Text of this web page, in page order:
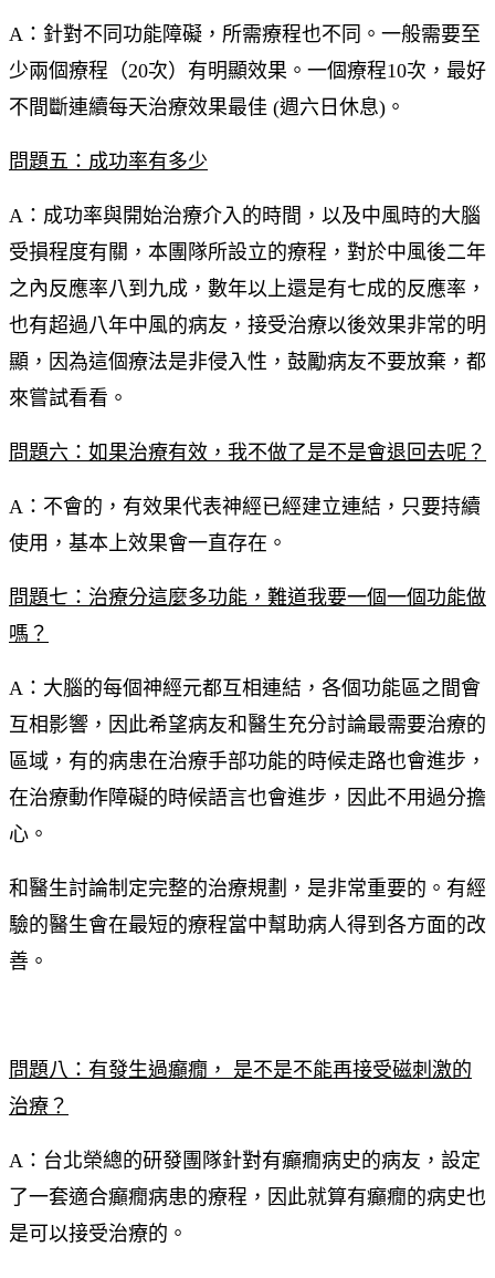
A：針對不同功能障礙，所需療程也不同。一般需要至
少兩個療程（20次）有明顯效果。一個療程10次，最好
不間斷連續每天治療效果最佳 (週六日休息)。
問題五：成功率有多少
A：成功率與開始治療介入的時間，以及中風時的大腦
受損程度有關，本團隊所設立的療程，對於中風後二年
之內反應率八到九成，數年以上還是有七成的反應率，
也有超過八年中風的病友，接受治療以後效果非常的明
顯，因為這個療法是非侵入性，鼓勵病友不要放棄，都
來嘗試看看。
問題六：如果治療有效，我不做了是不是會退回去呢？
A：不會的，有效果代表神經已經建立連結，只要持續
使用，基本上效果會一直存在。
問題七：治療分這麼多功能，難道我要一個一個功能做
嗎？
A：大腦的每個神經元都互相連結，各個功能區之間會
互相影響，因此希望病友和醫生充分討論最需要治療的
區域，有的病患在治療手部功能的時候走路也會進步，
在治療動作障礙的時候語言也會進步，因此不用過分擔
心。
和醫生討論制定完整的治療規劃，是非常重要的。有經
驗的醫生會在最短的療程當中幫助病人得到各方面的改
善。
問題八：有發生過癲癇， 是不是不能再接受磁刺激的
治療？
A：台北榮總的研發團隊針對有癲癇病史的病友，設定
了一套適合癲癇病患的療程，因此就算有癲癇的病史也
是可以接受治療的。